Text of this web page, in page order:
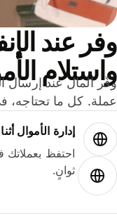
عند
كل ما تحتاجه،
إدارة الأموال أثناء
احتفظ بعملاتك
ثوانٍ.